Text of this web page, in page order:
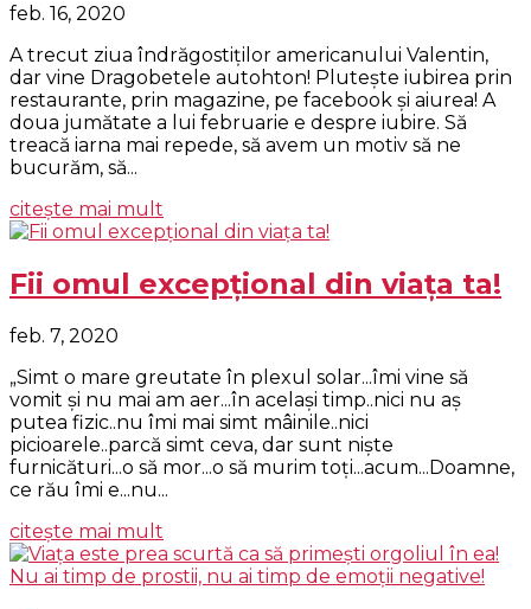
feb. 16, 2020
A trecut ziua îndrăgostiţilor americanului Valentin,
dar vine Dragobetele autohton! Pluteşte iubirea prin
restaurante, prin magazine, pe facebook şi aiurea! A
doua jumătate a lui februarie e despre iubire. Să
treacă iarna mai repede, să avem un motiv să ne
bucurăm, să...
citește mai mult
Fii omul excepțional din viața ta!
feb. 7, 2020
„Simt o mare greutate în plexul solar...îmi vine să
vomit şi nu mai am aer...în acelaşi timp..nici nu aş
putea fizic..nu îmi mai simt mâinile..nici
picioarele..parcă simt ceva, dar sunt nişte
furnicături...o să mor...o să murim toţi...acum...Doamne,
ce rău îmi e...nu...
citește mai mult